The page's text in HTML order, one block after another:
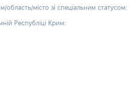
область/місто зі спеціальним статусом:
Республіці Крим: